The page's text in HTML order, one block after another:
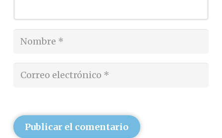
Publicar el comentario